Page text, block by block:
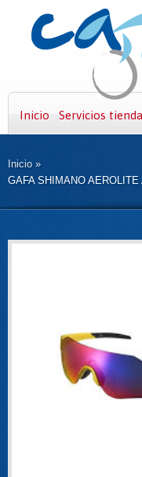
Inicio Servicios tienda
Inicio »
GAFA SHIMANO AEROLITE